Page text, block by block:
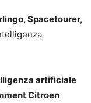
Spacetourer,
artificiale
Citroen